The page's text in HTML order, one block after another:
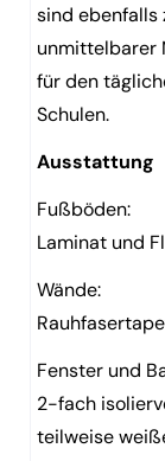
sind ebenfalls
unmittelbarer
für den
Schulen.
Ausstattung
Fußböden:
Laminat und
Wände:
Fenster und
2-fach
teilweise